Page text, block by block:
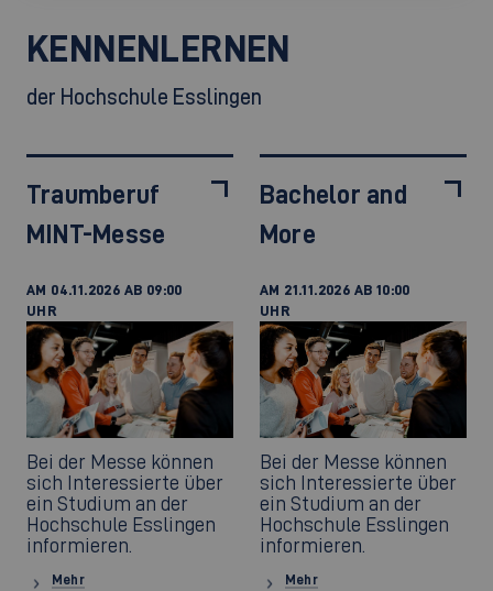
KENNENLERNEN
der Hochschule Esslingen
Traumberuf
MINT-Messe
AM 04.11.2026 AB 09:00
UHR
Bei der Messe können
sich Interessierte über
ein Studium an der
Hochschule Esslingen
informieren.
Mehr
Bachelor and
More
AM 21.11.2026 AB 10:00
UHR
Bei der Messe können
sich Interessierte über
ein Studium an der
Hochschule Esslingen
informieren.
Mehr